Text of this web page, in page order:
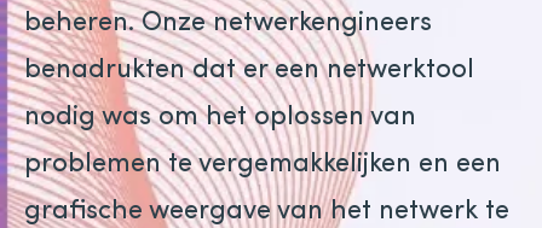
beheren. Onze netwerkengineers
benadrukten dat er een netwerktool
nodig was om het oplossen van
problemen te vergemakkelijken en een
grafische weergave van het netwerk te